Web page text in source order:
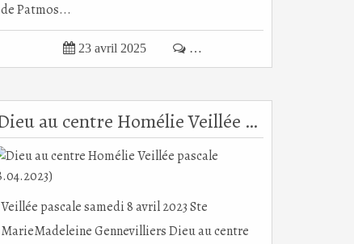
de Patmos...
 23 avril 2025  …
Dieu au centre Homélie Veillée pascale (8.04.2023)
Veillée pascale samedi 8 avril 2023 Ste
MarieMadeleine Gennevilliers Dieu au centre